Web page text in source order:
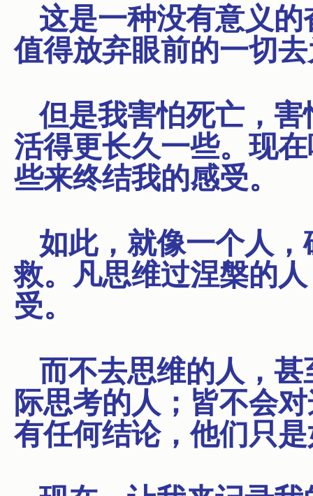
这是一种没有意义
值得放弃眼前的一切
但是我害怕死亡，
活得更长久一些。现
些来终结我的感受。
如此，就像一个人
救。凡思维过涅槃的
受。
而不去思维的人，
际思考的人；皆不会
有任何结论，他们只